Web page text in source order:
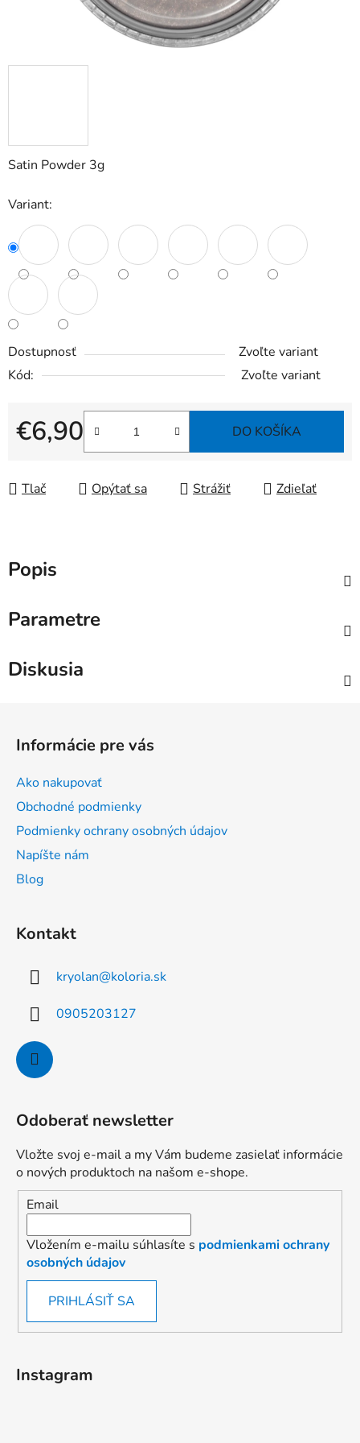
Satin Powder 3g
Variant:
Dostupnosť
Zvoľte variant
Kód:
Zvoľte variant
€6,90
Jednotková cena:
DO KOŠÍKA
Tlač Opýtať sa Strážiť Zdieľať
Popis
Parametre
Diskusia
Informácie pre vás
Ako nakupovať
Obchodné podmienky
Podmienky ochrany osobných údajov
Napíšte nám
Blog
Kontakt
kryolan@koloria.sk
0905203127
Odoberať newsletter
Vložte svoj e-mail a my Vám budeme zasielať informácie
o nových produktoch na našom e-shope.
Email
Vložením e-mailu súhlasíte s podmienkami ochrany
osobných údajov
PRIHLÁSIŤ SA
Instagram